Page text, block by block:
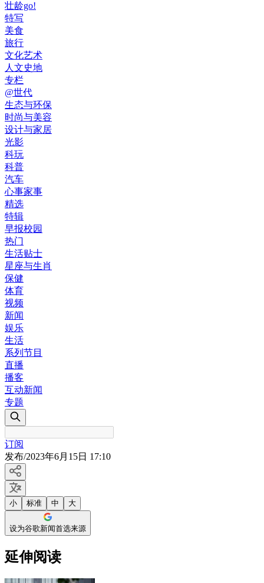
壮龄go!
特写
美食
旅行
文化艺术
人文史地
专栏
@世代
生态与环保
时尚与美容
设计与家居
光影
科玩
科普
汽车
心事家事
精选
特辑
早报校园
热门
生活贴士
星座与生肖
保健
体育
视频
新闻
娱乐
生活
系列节目
直播
播客
互动新闻
专题
订阅
发布/2023年6月15日 17:10
小 标准 中 大
设为谷歌新闻首选来源
延伸阅读